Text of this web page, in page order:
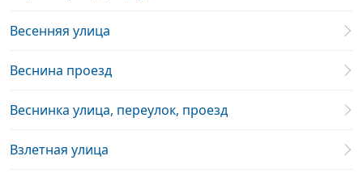
Весенняя улица
Веснина проезд
Веснинка улица, переулок, проезд
Взлетная улица